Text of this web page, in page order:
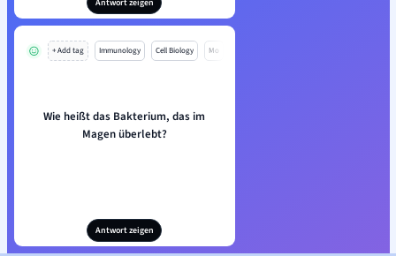
Antwort zeigen
+ Add tag Immunology Cell Biology Mo
Wie heißt das Bakterium, das im
Magen überlebt?
Antwort zeigen